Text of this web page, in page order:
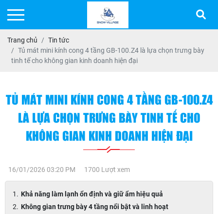
Trang chủ
Tin tức
Tủ mát mini kính cong 4 tầng GB-100.Z4 là lựa chọn trưng bày
tinh tế cho không gian kinh doanh hiện đại
TỦ MÁT MINI KÍNH CONG 4 TẦNG GB-100.Z4
LÀ LỰA CHỌN TRƯNG BÀY TINH TẾ CHO
KHÔNG GIAN KINH DOANH HIỆN ĐẠI
16/01/2026 03:20 PM 1700 Lượt xem
Khả năng làm lạnh ổn định và giữ ẩm hiệu quả
Không gian trưng bày 4 tầng nổi bật và linh hoạt